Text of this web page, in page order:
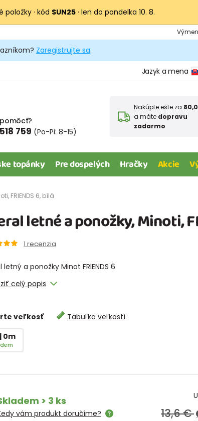
· kód SUN25 · len do pondelka 10. 8.
Zaregistrujte sa.
Jazyk a mena
759 (Po-Pi: 8-15)
Nakúpte ešte za
a máte dopravu
zadarmo
topánky Pre dospelých Hračky Akcie
FRIENDS 6, bílá
letné a ponožky, Minoti,
1 recenzia
letný a ponožky Minot FRIENDS 6
celý popis
veľkosť
Tabuľka veľkostí
0m
> 3 ks
vám produkt doručíme? 13,6 €